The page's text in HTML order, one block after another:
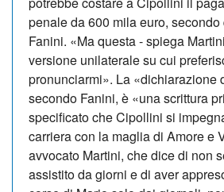
penale da 600 mila euro,
Fanini. «Ma questa - spiega
versione unilaterale su cui
pronunciarmi». La «dichiarazione
secondo Fanini, è «una scrittura
specificato che Cipollini si
carriera con la maglia di Amore e
avvocato Martini, che dice di non
assistito da giorni e di aver